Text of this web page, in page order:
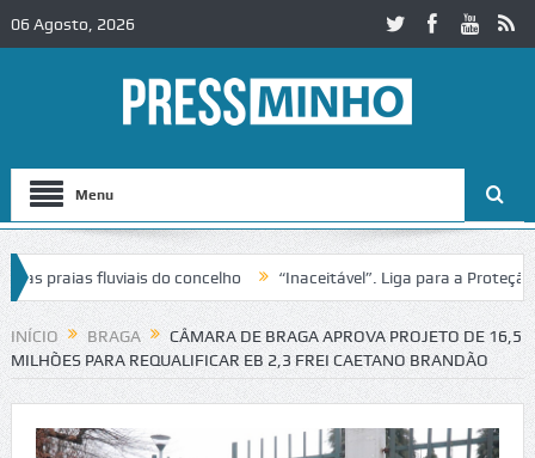
06 Agosto, 2026
Menu
fluviais do concelho “Inaceitável”. Liga para a Proteção da
de trânsito no IC2 em Alcobaça Igreja do Castelo de Cerveira
INÍCIO BRAGA
CÂMARA DE BRAGA APROVA PROJETO DE 16,5
MILHÕES PARA REQUALIFICAR EB 2,3 FREI CAETANO BRANDÃO